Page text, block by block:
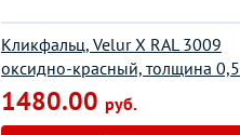
Кликфальц, Velur X RAL 3009
оксидно-красный, толщина 0,5
1480.00 руб.